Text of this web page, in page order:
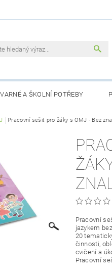
A ŠKOLNÍ POTŘEBY
POMŮCKY POHÁDKY
PŘIJÍMACÍ ZKOUŠKY
Pracovní sešit pro žáky s OMJ - Bez
Pracovní
jazykem
20
činnosti,
cvičení a
Pracovní